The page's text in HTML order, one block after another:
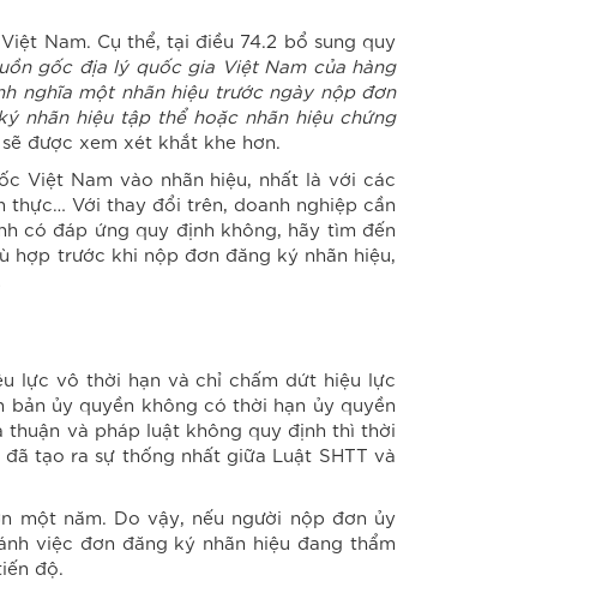
Nam. Cụ thể, tại điều 74.2 bổ sung quy
gốc địa lý quốc gia Việt Nam của hàng
nghĩa một nhãn hiệu trước ngày nộp đơn
nhãn hiệu tập thể hoặc nhãn hiệu chứng
được xem xét khắt khe hơn.
Việt Nam vào nhãn hiệu, nhất là với các
thực… Với thay đổi trên, doanh nghiệp cần
có đáp ứng quy định không, hãy tìm đến
trước khi nộp đơn đăng ký nhãn hiệu,
lực vô thời hạn và chỉ chấm dứt hiệu lực
bản ủy quyền không có thời hạn ủy quyền
và pháp luật không quy định thì thời
tạo ra sự thống nhất giữa Luật SHTT và
một năm. Do vậy, nếu người nộp đơn ủy
việc đơn đăng ký nhãn hiệu đang thẩm
độ.